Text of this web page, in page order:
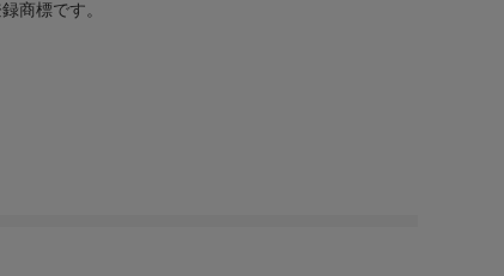
商標です。